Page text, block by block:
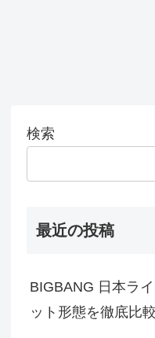
検索
最近の投稿
BIGBANG 日本ラ
ット形態を徹底比較